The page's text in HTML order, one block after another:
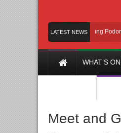
LATEST NEWS
UI dan Universitas Agung Podomoro
WHAT’S ON
Meet and